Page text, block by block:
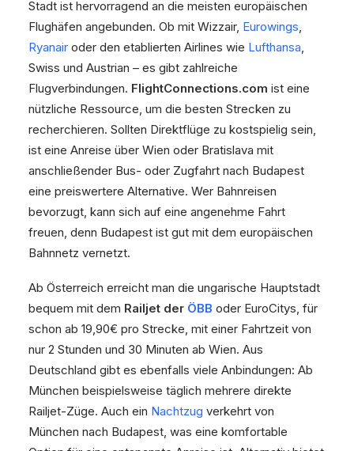
Stadt ist hervorragend an die meisten europäischen
Flughäfen angebunden. Ob mit Wizzair, Eurowings,
Ryanair oder den etablierten Airlines wie Lufthansa,
Swiss und Austrian – es gibt zahlreiche
Flugverbindungen. FlightConnections.com ist eine
nützliche Ressource, um die besten Strecken zu
recherchieren. Sollten Direktflüge zu kostspielig sein,
ist eine Anreise über Wien oder Bratislava mit
anschließender Bus- oder Zugfahrt nach Budapest
eine preiswertere Alternative. Wer Bahnreisen
bevorzugt, kann sich auf eine angenehme Fahrt
freuen, denn Budapest ist gut mit dem europäischen
Bahnnetz vernetzt.
Ab Österreich erreicht man die ungarische Hauptstadt
bequem mit dem Railjet der ÖBB oder EuroCitys, für
schon ab 19,90€ pro Strecke, mit einer Fahrtzeit von
nur 2 Stunden und 30 Minuten ab Wien. Aus
Deutschland gibt es ebenfalls viele Anbindungen: Ab
München beispielsweise täglich mehrere direkte
Railjet-Züge. Auch ein Nachtzug verkehrt von
München nach Budapest, was eine komfortable